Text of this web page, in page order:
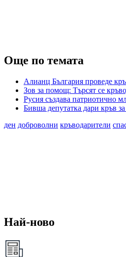
Още по темата
Алианц България проведе
Зов за помощ: Търсят се
Русия създава патриотично
Бивша депутатка дари кръв
ден доброволни кръводарители
Най-ново